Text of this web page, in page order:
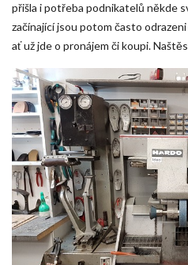
přišla i potřeba podnikatelů někde
začínající jsou potom často
ať už jde o pronájem či koupi.